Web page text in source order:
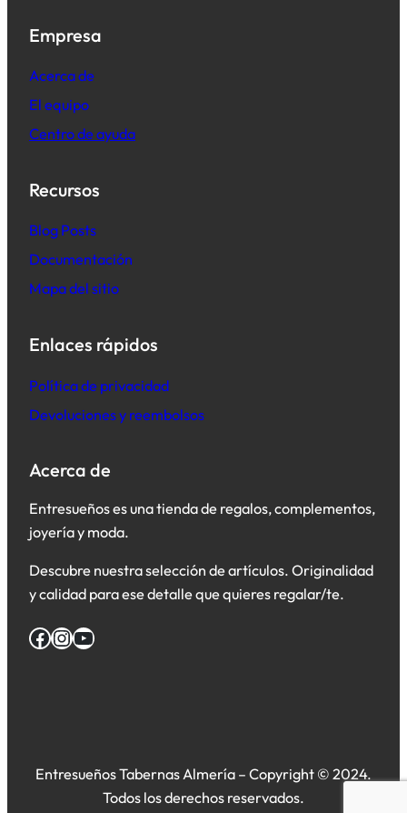
Empresa
Acerca de
El equipo
Centro de ayuda
Recursos
Blog Posts
Documentación
Mapa del sitio
Enlaces rápidos
Política de privacidad
Devoluciones y reembolsos
Acerca de
Entresueños es una tienda de regalos, complementos,
joyería y moda.
Descubre nuestra selección de artículos. Originalidad
y calidad para ese detalle que quieres regalar/te.
Facebook InstagramYouTube
Entresueños Tabernas Almería – Copyright © 2024.
Todos los derechos reservados.